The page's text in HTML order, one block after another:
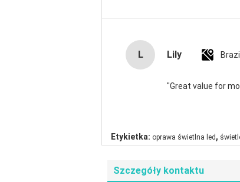
L Lily Brazil
"Great value for
Etykietka: oprawa świetlna led ,
Szczegóły kontaktu